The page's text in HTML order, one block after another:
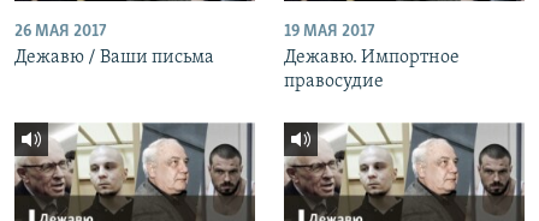
26 МАЯ 2017
Дежавю / Ваши письма
19 МАЯ 2017
Дежавю. Импортное
правосудие